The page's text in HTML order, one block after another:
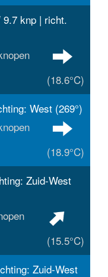
9.7 knp | richt.
(18.6°C)
West (269°)
(18.9°C)
Zuid-West
(15.5°C)
Zuid-West